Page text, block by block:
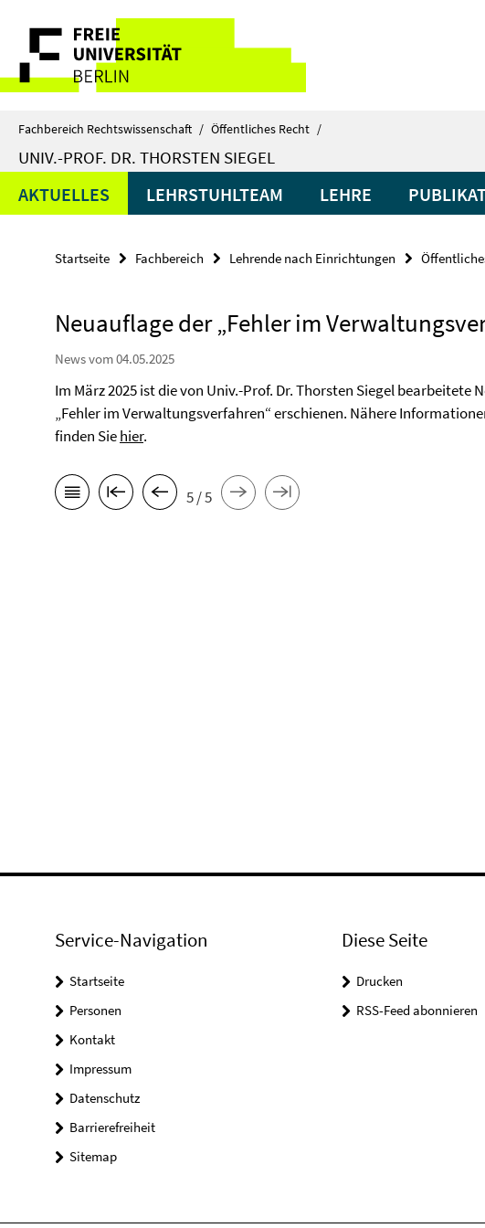
direkt
Inhalt
Service-
Navigation
Fachbereich Rechtswissenschaft / Öffentliches Recht /
UNIV.-PROF. DR. THORSTEN SIEGEL
AKTUELLES LEHRSTUHLTEAM LEHRE
Startseite Fachbereich Lehrende nach Einrichtungen
Neuauflage der „Fehler im
News vom 04.05.2025
Im März 2025 ist die von Univ.-Prof. Dr. Thorsten Siegel bearbeitete
„Fehler im Verwaltungsverfahren“ erschienen. Nähere
finden Siehier.
5 / 5
Service-Navigation
Startseite
Personen
Kontakt
Impressum
Datenschutz
Barrierefreiheit
Sitemap
Diese Seite
Drucken
RSS-Feed abonnieren